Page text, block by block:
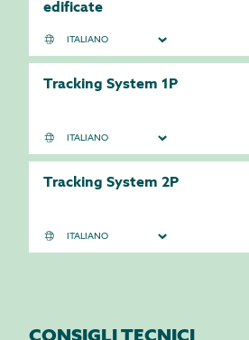
edificate
Tracking System 1P
Tracking System 2P